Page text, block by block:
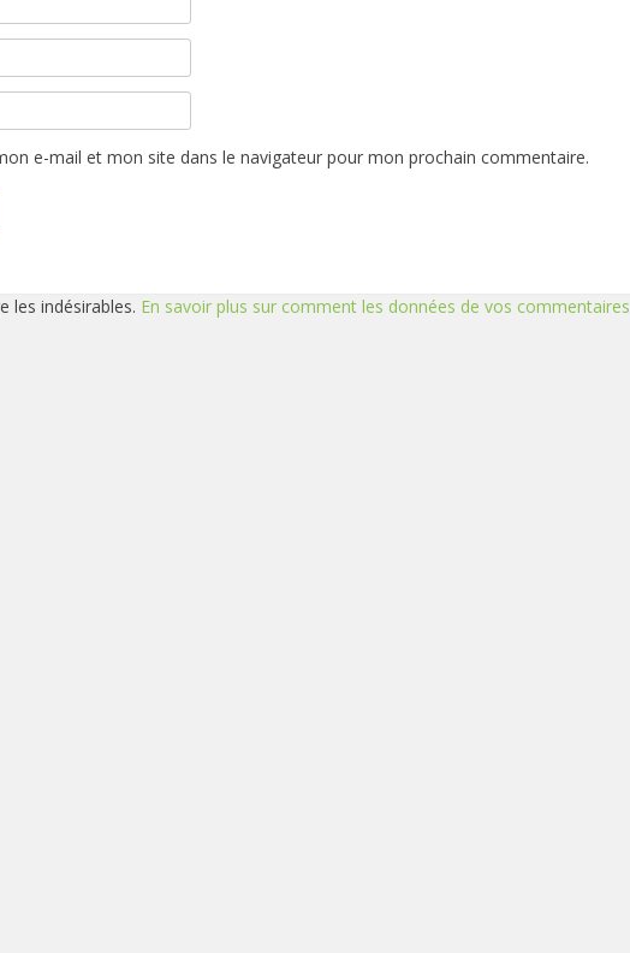
e-mail et mon site dans le navigateur pour mon prochain commentaire.
les indésirables. En savoir plus sur comment les données de vos commentaires